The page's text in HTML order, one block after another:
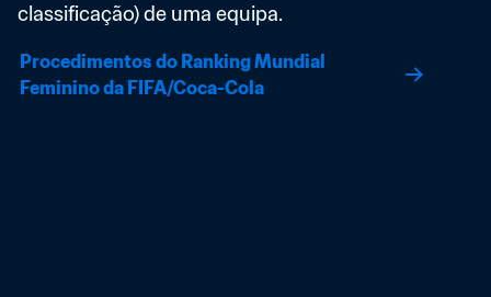
classificação) de uma equipa.
Procedimentos do Ranking Mundial
Feminino da FIFA/Coca-Cola